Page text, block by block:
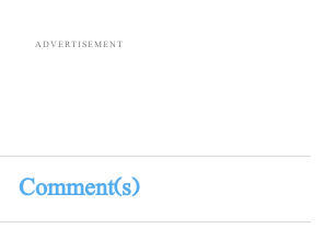
ADVERTISEMENT
Comment(s)